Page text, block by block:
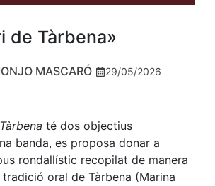
de Tàrbena»
MASCARÓ 29/05/2026
té dos objectius
banda, es proposa donar a
rondallístic recopilat de manera
oral de Tàrbena (Marina